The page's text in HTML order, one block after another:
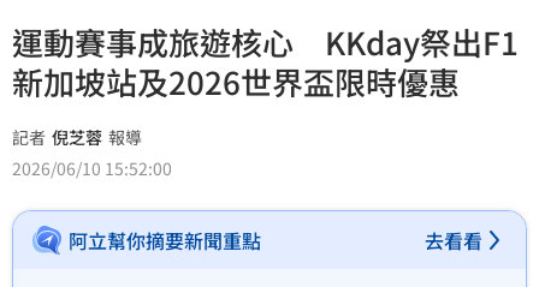
運動賽事成旅遊核心 KKday祭出F1
新加坡站及2026世界盃限時優惠
記者 倪芝蓉 報導
2026/06/10 15:52:00
阿立幫你摘要新聞重點 去看看